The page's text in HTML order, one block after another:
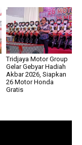
Tridjaya Motor Group
Gelar Gebyar Hadiah
Akbar 2026, Siapkan
26 Motor Honda
Gratis